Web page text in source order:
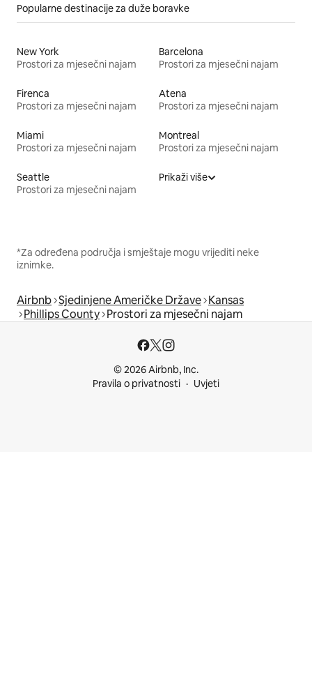
Popularne destinacije za duže boravke
New York
Prostori za mjesečni najam
Barcelona
Prostori za mjesečni najam
Firenca
Prostori za mjesečni najam
Atena
Prostori za mjesečni najam
Miami
Prostori za mjesečni najam
Montreal
Prostori za mjesečni najam
Seattle
Prostori za mjesečni najam
Prikaži više
*Za određena područja i smještaje mogu vrijediti neke
iznimke.
Airbnb Sjedinjene Američke Države Kansas
Phillips County Prostori za mjesečni najam
© 2026 Airbnb, Inc.
Pravila o privatnosti
Uvjeti